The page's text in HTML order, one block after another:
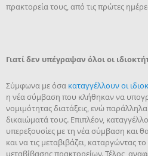
πρακτορεία τους, από τις πρώτες
Γιατί δεν υπέγραψαν όλοι οι
Σύμφωνα με όσα καταγγέλλουν οι
η νέα σύμβαση που κλήθηκαν να
νομιμότητας διατάξεις, ενώ
δικαιώματά τους. Επιπλέον,
υπερεξουσίες με τη νέα σύμβαση και
και να τις μεταβιβάζει, καταργώντας
μεταβίβασης πρακτορείων. Τέλος,